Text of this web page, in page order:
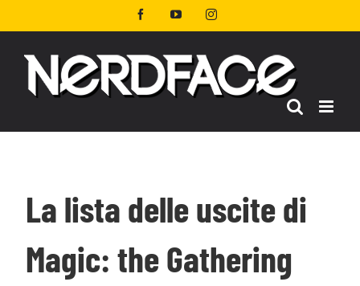
al
FacebookYouTubeInstagram
La lista delle uscite di
Magic: the Gathering